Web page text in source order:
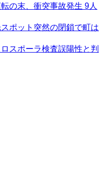
の末、衝突事故発生 9人
ポット突然の閉鎖で町は
スポーラ検査誤陽性と判